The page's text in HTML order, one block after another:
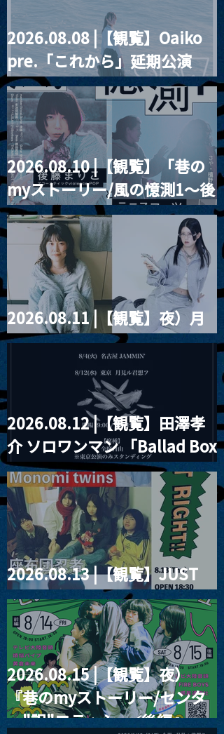
2026.08.08 |【観覧】Oaiko
pre.「これから」延期公演
Blurred City Lights × 17歳
とベルリンの壁
2026.08.10 |【観覧】「巷の
myストーリー/風の憶測1～後
藤まりこアコースティック
violence POPとテニスコー
ツ」
2026.08.11 |【観覧】夜）月
見ル君想フpre. Sugar Shock
2026.08.12 |【観覧】田澤孝
介 ソロワンマン 「Ballad Box
2026」
2026.08.13 |【観覧】JUST
RIGHT!! vol.26
2026.08.15 |【観覧】夜）
『巷のmyストーリー/センタ
ー"訳"フラッシュ⚡️後編』